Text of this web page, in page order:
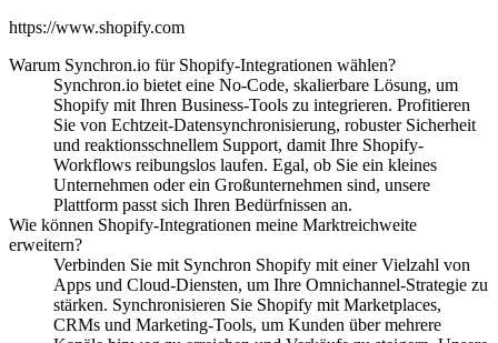
https://www.shopify.com
Warum Synchron.io für Shopify-Integrationen wählen?
Synchron.io bietet eine No-Code, skalierbare Lösung, um
Shopify mit Ihren Business-Tools zu integrieren. Profitieren
Sie von Echtzeit-Datensynchronisierung, robuster Sicherheit
und reaktionsschnellem Support, damit Ihre Shopify-
Workflows reibungslos laufen. Egal, ob Sie ein kleines
Unternehmen oder ein Großunternehmen sind, unsere
Plattform passt sich Ihren Bedürfnissen an.
Wie können Shopify-Integrationen meine Marktreichweite
erweitern?
Verbinden Sie mit Synchron Shopify mit einer Vielzahl von
Apps und Cloud-Diensten, um Ihre Omnichannel-Strategie zu
stärken. Synchronisieren Sie Shopify mit Marketplaces,
CRMs und Marketing-Tools, um Kunden über mehrere